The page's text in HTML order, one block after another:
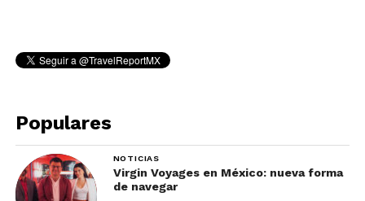
Populares
NOTICIAS
Virgin Voyages en México: nueva forma
de navegar